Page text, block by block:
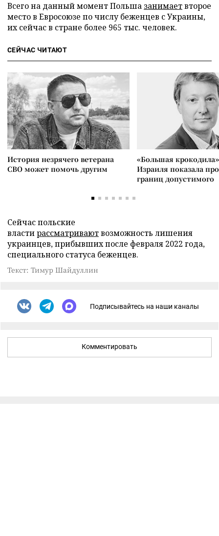
Всего на данный момент Польша занимаетвторое
место в Евросоюзе по числу беженцев с Украины,
их сейчас в стране более 965 тыс. человек.
СЕЙЧАС ЧИТАЮТ
История незрячего ветерана
СВО может помочь другим
«Большая
Израиля показала
границ допустимого
Сейчас польские
властирассматриваютвозможность лишения
украинцев, прибывших после февраля 2022 года,
специального статуса беженцев.
Текст: Тимур Шайдуллин
Подписывайтесь на наши каналы
Комментировать